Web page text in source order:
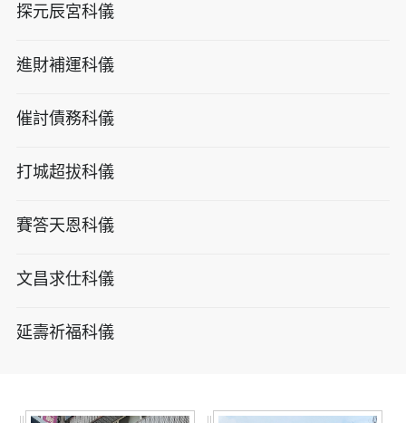
探元辰宮科儀
進財補運科儀
催討債務科儀
打城超拔科儀
賽答天恩科儀
文昌求仕科儀
延壽祈福科儀